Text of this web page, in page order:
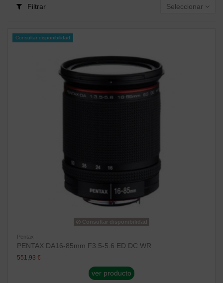
Filtrar Seleccionar
Consultar disponibilidad
Consultar disponibilidad
Pentax
PENTAX DA16-85mm F3.5-5.6 ED DC WR
551,93 €
ver producto